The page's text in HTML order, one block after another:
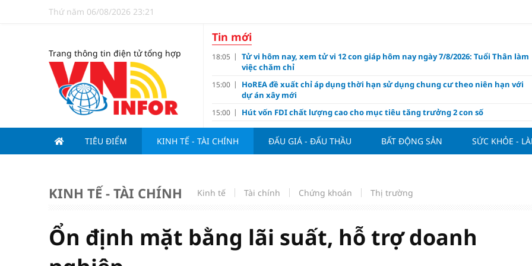
Thứ năm 06/08/2026 23:21
Trang thông tin điện tử tổng hợp
Tin mới
18:05
Tử vi hôm nay, xem tử vi 12 con giáp hôm nay ngày 7/8/2026: Tuổi Thân làm
việc chăm chỉ
15:00
HoREA đề xuất chỉ áp dụng thời hạn sử dụng chung cư theo niên hạn với
dự án xây mới
15:00 Hút vốn FDI chất lượng cao cho mục tiêu tăng trưởng 2 con số
13:15 Động lực nào để Việt Nam hiện thực hóa mục tiêu tăng trưởng 10%?
13:00 Nghiên cứu tính tiền gửi Kho bạc vào nguồn vốn huy động của ngân hàng
10:10 Giá vàng hôm nay 6/8: "Nhảy vọt" sau một đêm
nảy lửa của Hoàng Hên
09:15 Đề xuất đưa kim cương vào ngành nghề kinh doanh có điều kiện như vàng
TIÊU ĐIỂM KINH TẾ - TÀI CHÍNH ĐẤU GIÁ - ĐẤU THẦU BẤT ĐỘNG SẢN SỨC KHỎE -
KINH TẾ - TÀI CHÍNH Kinh tế Tài chính Chứng khoán Thị trường
Ổn định mặt bằng lãi suất, hỗ trợ doanh